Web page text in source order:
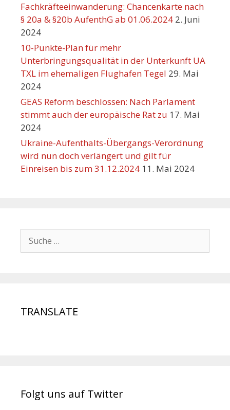
Fachkräfteeinwanderung: Chancenkarte nach
§ 20a & §20b AufenthG ab 01.06.2024 2. Juni
2024
10-Punkte-Plan für mehr
Unterbringungsqualität in der Unterkunft UA
TXL im ehemaligen Flughafen Tegel 29. Mai
2024
GEAS Reform beschlossen: Nach Parlament
stimmt auch der europäische Rat zu 17. Mai
2024
Ukraine-Aufenthalts-Übergangs-Verordnung
wird nun doch verlängert und gilt für
Einreisen bis zum 31.12.2024 11. Mai 2024
TRANSLATE
Folgt uns auf Twitter